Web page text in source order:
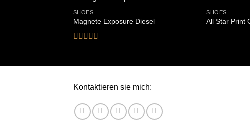
SHOES
Magnete Exposure Diesel
SHOES
All Star Print
Kontaktieren sie mich: